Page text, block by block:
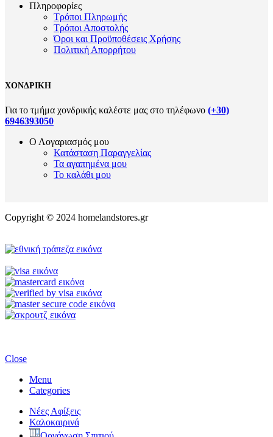
Πληροφορίες
Τρόποι Πληρωμής
Τρόποι Αποστολής
Όροι και Προϋποθέσεις Χρήσης
Πολιτική Απορρήτου
ΧΟΝΔΡΙΚΗ
Για το τμήμα χονδρικής καλέστε μας στο τηλέφωνο (+30)
6946393050
Ο Λογαριασμός μου
Κατάσταση Παραγγελίας
Τα αγαπημένα μου
Το καλάθι μου
Copyright © 2024 homelandstores.gr
Close
Menu
Categories
Νέες Αφίξεις
Καλοκαιρινά